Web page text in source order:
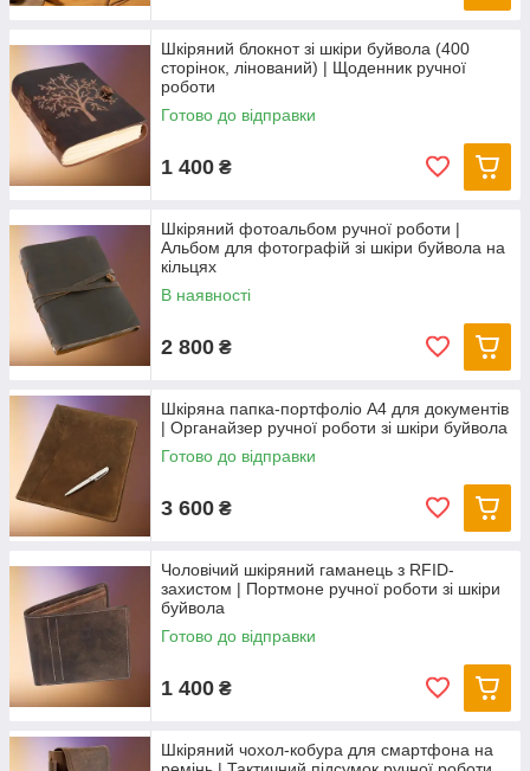
Шкіряний блокнот зі шкіри буйвола (400
сторінок, лінований) | Щоденник ручної
роботи
Готово до відправки
1 400 ₴
Шкіряний фотоальбом ручної роботи |
Альбом для фотографій зі шкіри буйвола на
кільцях
В наявності
2 800 ₴
Шкіряна папка-портфоліо А4 для документів
| Органайзер ручної роботи зі шкіри буйвола
Готово до відправки
3 600 ₴
Чоловічий шкіряний гаманець з RFID-
захистом | Портмоне ручної роботи зі шкіри
буйвола
Готово до відправки
1 400 ₴
Шкіряний чохол-кобура для смартфона на